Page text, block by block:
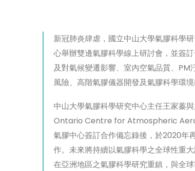
新冠肺炎肆虐，國立中山大學氣膠科學
心舉辦雙邊氣膠科學線上研討會，並簽
及對氣候變遷影響、室內空氣品質、
風險、高階氣膠儀器開發及氣膠科學環
中山大學氣膠科學研究中心主任王家蓁
Ontario Centre for Atmospheric
氣膠中心簽訂合作備忘錄後，於2020年
作。未來將持續以氣膠科學之全球性重
在亞洲地區之氣膠科學研究重鎮，與全